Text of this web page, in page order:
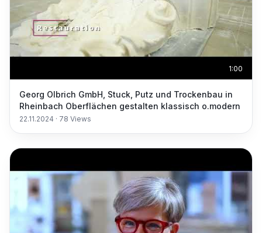
1:00
Georg Olbrich GmbH, Stuck, Putz und Trockenbau in
Rheinbach Oberflächen gestalten klassisch o.modern
22.11.2024 · 78 Views